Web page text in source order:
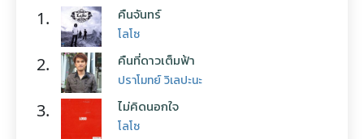
1. คืนจันทร์
โลโซ
2. คืนที่ดาวเต็มฟ้า
ปราโมทย์ วิเลปะนะ
3. ไม่คิดนอกใจ
โลโซ